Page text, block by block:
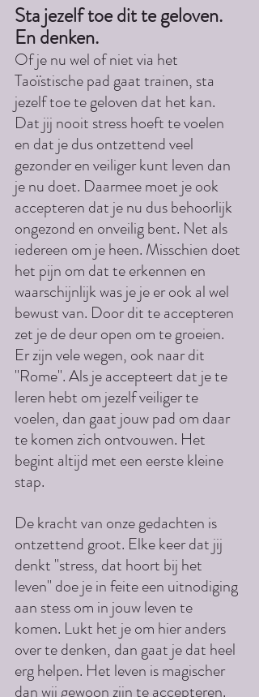
Sta jezelf toe dit te geloven.
En denken.
Of je nu wel of niet via het
Taoïstische pad gaat trainen, sta
jezelf toe te geloven dat het kan.
Dat jij nooit stress hoeft te voelen
en dat je dus ontzettend veel
gezonder en veiliger kunt leven dan
je nu doet. Daarmee moet je ook
accepteren dat je nu dus behoorlijk
ongezond en onveilig bent. Net als
iedereen om je heen. Misschien doet
het pijn om dat te erkennen en
waarschijnlijk was je je er ook al wel
bewust van. Door dit te accepteren
zet je de deur open om te groeien.
Er zijn vele wegen, ook naar dit
"Rome". Als je accepteert dat je te
leren hebt om jezelf veiliger te
voelen, dan gaat jouw pad om daar
te komen zich ontvouwen. Het
begint altijd met een eerste kleine
stap.
De kracht van onze gedachten is
ontzettend groot. Elke keer dat jij
denkt "stress, dat hoort bij het
leven" doe je in feite een uitnodiging
aan stess om in jouw leven te
komen. Lukt het je om hier anders
over te denken, dan gaat je dat heel
erg helpen. Het leven is magischer
dan wij gewoon zijn te accepteren.